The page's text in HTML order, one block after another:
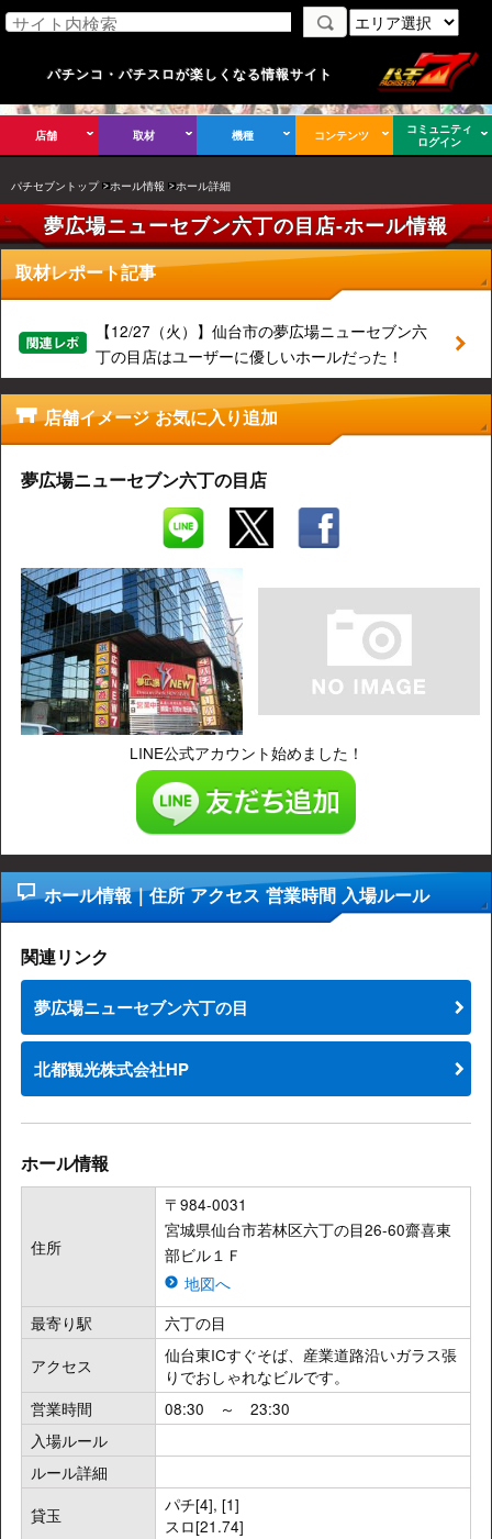
パチンコ・パチスロが楽しくなる情報サイト
店舗 取材 機種 コンテンツ
コミュニティ
ログイン
パチセブントップ ホール情報 ホール詳細
夢広場ニューセブン六丁の目店-ホール情報
取材レポート記事
【12/27（火）】仙台市の夢広場ニューセブン六
丁の目店はユーザーに優しいホールだった！
店舗イメージ お気に入り追加
夢広場ニューセブン六丁の目店
LINE公式アカウント始めました！
ホール情報｜住所 アクセス 営業時間 入場ルール
関連リンク
夢広場ニューセブン六丁の目
北都観光株式会社HP
ホール情報
住所
〒984-0031
宮城県仙台市若林区六丁の目26-60齋喜東
部ビル１Ｆ
地図へ
最寄り駅
六丁の目
アクセス
仙台東ICすぐそば、産業道路沿いガラス張
りでおしゃれなビルです。
営業時間
08:30 ～ 23:30
入場ルール
ルール詳細
貸玉
パチ[4], [1]
スロ[21.74]